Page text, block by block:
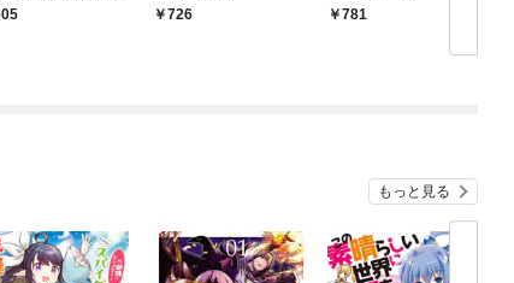
と教えてくれた。
726
781
もっと見る